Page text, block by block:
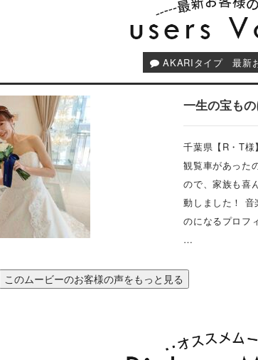
る場合はCD原版の郵送が必要となります。
る場合はCD原版の郵送のみ必要となります。
高畠557-1
AKARIタイプ 最新
一生の宝も
千葉県【R・T
観覧車があった
ので、家族も喜
動しました！ 音
のになるプロフ
…